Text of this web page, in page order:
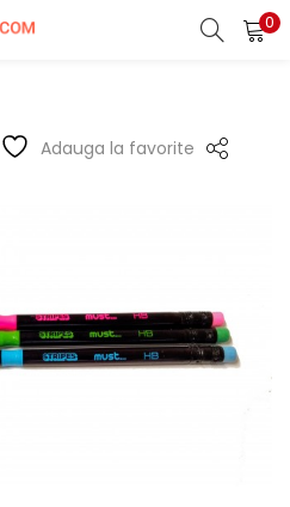
0
REGISTER
Adauga la favorite